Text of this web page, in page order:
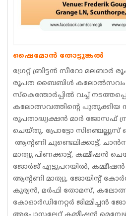
ഷൈമോൻ തോട്ടുങ്കൽ
ഗ്രേറ്റ് ബ്രിട്ടൻ സീറോ മലബാർ
രൂപത ബൈബിൾ കലോൽസവം
സ്കെന്തോർപ്പിൽ വച്ച്
കലോത്സവത്തിന്റെ പുതുക്കിയ
രൂപതാദ്ധ്യക്ഷൻ മാർ ജോസഫ്
ചെയ്തു. പ്രോട്ടോ സിഞ്ചെല്ലൂസ്
ആന്റണി ചുണ്ടെലിക്കാട്ട്,
മാത്യു പിണക്കാട്ട്, കമ്മീഷൻ
ജോർജ് എട്ടുപറയിൽ, കമ്മീഷൻ
ആന്റണി മാത്യു, ജോയിന്റ്
കുര്യൻ, മർഫി തോമസ്,
കോഓർഡിനേറ്റർ ജിമ്മിച്ചൻ